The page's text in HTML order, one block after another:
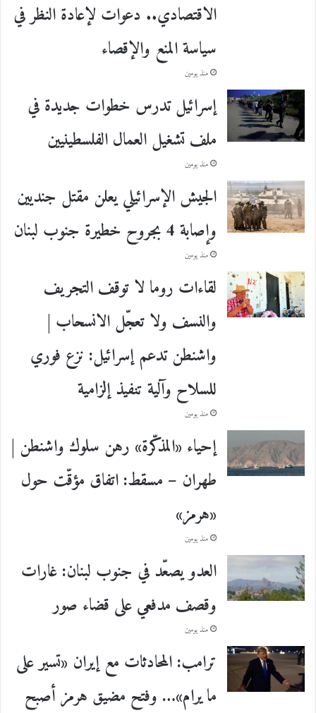
الاقتصادي.. دعوات لإعادة النظر في
سياسة المنع والإقصاء
منذ يومين
إسرائيل تدرس خطوات جديدة في
ملف تشغيل العمال الفلسطينيين
منذ يومين
الجيش الإسرائيلي يعلن مقتل جنديين
وإصابة 4 بجروح خطيرة جنوب لبنان
منذ يومين
لقاءات روما لا توقف التجريف
والنسف ولا تعجّل الانسحاب |
واشنطن تدعم إسرائيل: نزع فوري
للسلاح وآلية تنفيذ إلزامية
منذ يومين
إحياء «المذكّرة» رهن سلوك واشنطن |
طهران – مسقط: اتفاق مؤقّت حول
«هرمز»
منذ يومين
العدو يصعّد في جنوب لبنان: غارات
وقصف مدفعي على قضاء صور
منذ يومين
ترامب: المحادثات مع إيران «تسير على
ما يرام»… وفتح مضيق هرمز أصبح